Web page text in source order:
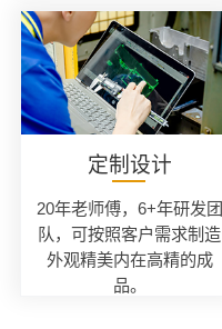
定制设计
20年老师傅，6+年研发团
队，可按照客户需求制造
外观精美内在高精的成
品。